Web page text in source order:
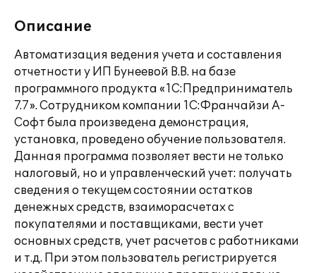
Описание
Автоматизация ведения учета и составления
отчетности у ИП Бунеевой В.В. на базе
программного продукта «1С:Предприниматель
7.7». Сотрудником компании 1С:Франчайзи А-
Софт была произведена демонстрация,
установка, проведено обучение пользователя.
Данная программа позволяет вести не только
налоговый, но и управленческий учет: получать
сведения о текущем состоянии остатков
денежных средств, взаиморасчетах с
покупателями и поставщиками, вести учет
основных средств, учет расчетов c работниками
и т.д. При этом пользователь регистрируется